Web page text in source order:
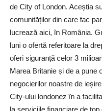
de City of London. Aceștia
comunităților din care fac
lucrează aici, în România.
luni o ofertă referitoare la
oferi siguranță celor 3
Marea Britanie și de a pune
negocierilor noastre de
City-ului londonez în a
la serviciile financiare de